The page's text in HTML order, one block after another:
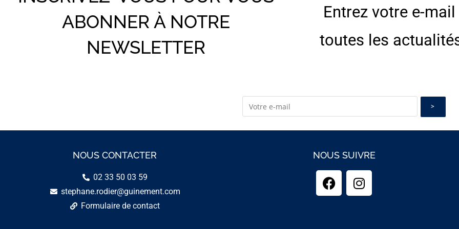
ABONNER À NOTRE
NEWSLETTER
Entrez votre e-
toutes les
NOUS CONTACTER
02 33 50 03 59
stephane.rodier@guinement.com
Formulaire de contact
NOUS SUIVRE